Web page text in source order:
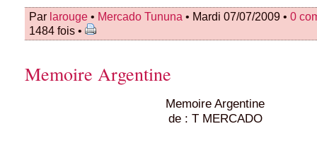
Par larouge • Mercado Tununa • Mardi 07/07/2009 • 0
1484 fois •
Memoire Argentine
Memoire Argentine
de : T MERCADO